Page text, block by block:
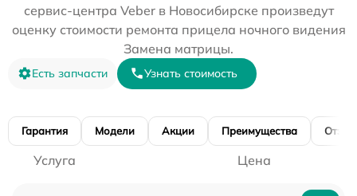
сервис-центра Veber в Новосибирске произведут
оценку стоимости ремонта прицела ночного видения
Замена матрицы.
Есть запчасти Узнать стоимость
Гарантия Модели Акции Преимущества
Услуга Цена